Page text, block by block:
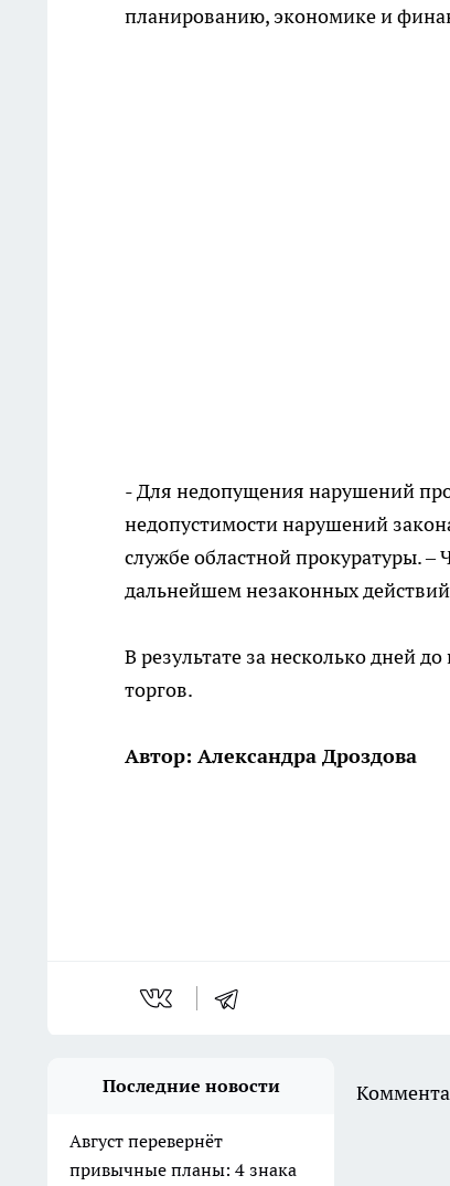
планированию, экономике и
- Для недопущения нарушений
недопустимости нарушений
службе областной прокуратуры. –
дальнейшем незаконных
В результате за несколько дней
торгов.
Автор: Александра Дроздова
Последние новости
Август перевернёт
привычные планы: 4 знака